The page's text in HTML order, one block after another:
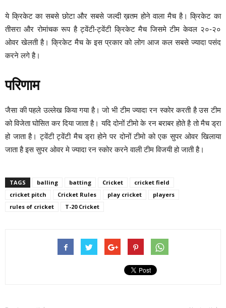
ये क्रिकेट का सबसे छोटा और सबसे जल्दी ख़तम होने वाला मैच है। क्रिकेट का
तीसरा और रोमांचक रूप है ट्वेंटी-ट्वेंटी क्रिकेट मैच जिसमे टीम केवल २०-२०
ओवर खेलती है। क्रिकेट मैच के इस प्रकार को लोग आज कल सबसे ज्यादा पसंद
करने लगे है।
परिणाम
जैसा की पहले उल्लेख किया गया है। जो भी टीम ज्यादा रन स्कोर करती है उस टीम
को विजेता घोसित कर दिया जाता है। यदि दोनों टीमो के रन बराबर होते है तो मैच ड्रा
हो जाता है। ट्वेंटी ट्वेंटी मैच ड्रा होने पर दोनों टीमो को एक सुपर ओवर खिलाया
जाता है इस सुपर ओवर मे ज्यादा रन स्कोर करने वाली टीम विजयी हो जाती है।
TAGS balling batting Cricket
cricket field
cricket pitch
Cricket Rules play cricket
players
rules of cricket
T-20 Cricket